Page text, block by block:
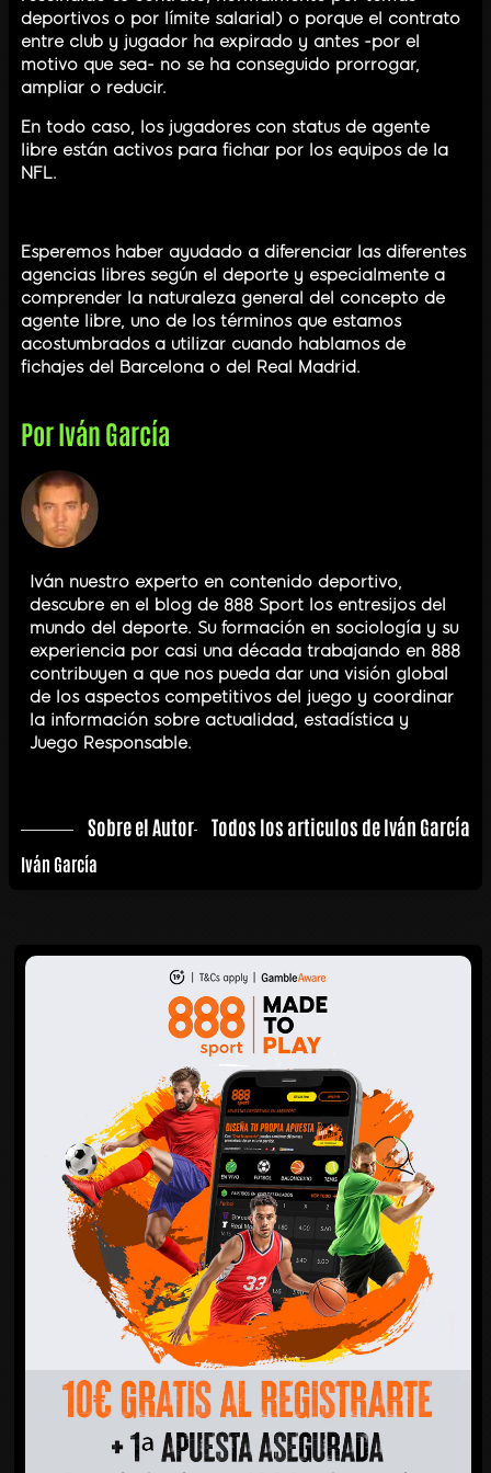
deportivos o por límite salarial) o porque el contrato
entre club y jugador ha expirado y antes -por el
motivo que sea- no se ha conseguido prorrogar,
ampliar o reducir.
En todo caso, los jugadores con status de agente
libre están activos para fichar por los equipos de la
NFL.
Esperemos haber ayudado a diferenciar las diferentes
agencias libres según el deporte y especialmente a
comprender la naturaleza general del concepto de
agente libre, uno de los términos que estamos
acostumbrados a utilizar cuando hablamos de
fichajes del Barcelona o del Real Madrid.
PorIván García
Iván nuestro experto en contenido deportivo,
descubre en el blog de 888 Sport los entresijos del
mundo del deporte. Su formación en sociología y su
experiencia por casi una década trabajando en 888
contribuyen a que nos pueda dar una visión global
de los aspectos competitivos del juego y coordinar
la información sobre actualidad, estadística y
Juego Responsable.
Sobre el Autor Todos los articulos de Iván García
Iván García